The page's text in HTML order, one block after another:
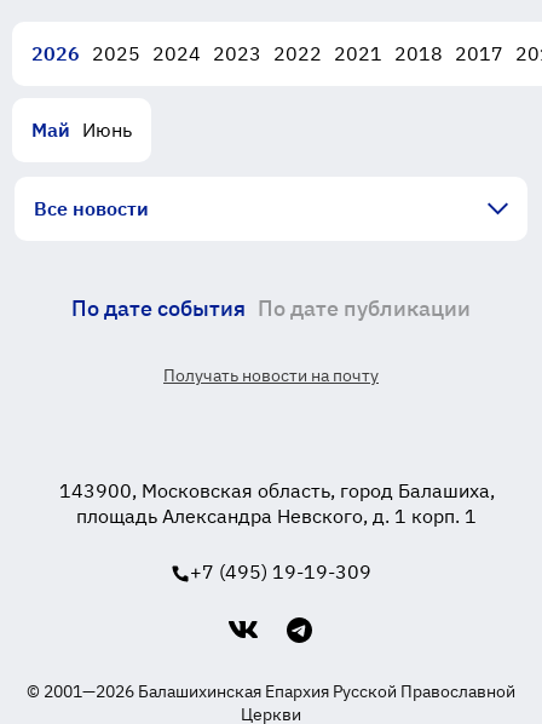
2026 2025 2024 2023 2022 2021 2018 2017
Май Июнь
Все новости
По дате события По дате публикации
Получать новости на почту
143900, Московская область, город Балашиха,
площадь Александра Невского, д. 1 корп. 1
+7 (495) 19-19-309
© 2001—2026 Балашихинская Епархия Русской Православной
Церкви